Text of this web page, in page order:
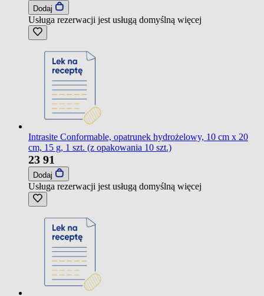
Dodaj
Usługa rezerwacji jest usługą domyślną więcej
Intrasite Conformable, opatrunek hydrożelowy, 10 cm x 20
cm, 15 g, 1 szt. (z opakowania 10 szt.)
23 91
Dodaj
Usługa rezerwacji jest usługą domyślną więcej